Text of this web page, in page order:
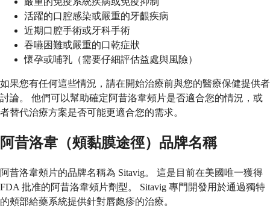
活躍的口腔感染或嚴重的牙齦疾病
近期口腔手術或牙科手術
吞嚥困難或嚴重的口乾症狀
懷孕或哺乳（需要仔細評估益處與風險）
如果您有任何這些情況，請在開始治療前與您的醫療保健提供者
討論。 他們可以幫助確定阿昔洛韋頰片是否適合您的情況，或
者替代治療方案是否可能更適合您的需求。
阿昔洛韋（頰黏膜途徑）品牌名稱
阿昔洛韋頰片的品牌名稱為 Sitavig。 這是目前在美國唯一獲得
FDA 批准的阿昔洛韋頰片劑型。 Sitavig 專門開發用於通過獨特
的頰部給藥系統提供針對唇皰疹的治療。